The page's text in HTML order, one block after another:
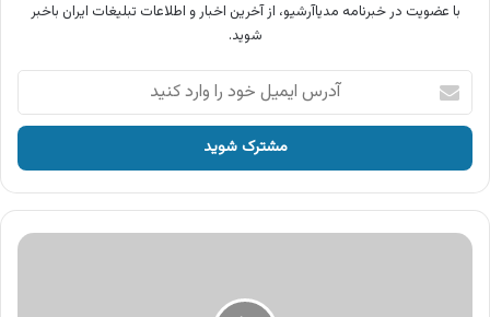
با عضویت در خبرنامه مدیاآرشیو، از آخرین اخبار و اطلاعات تبلیغات ایران باخبر
شوید.
آدرس
ایمیل
خود
وارد
کنید
آگهی